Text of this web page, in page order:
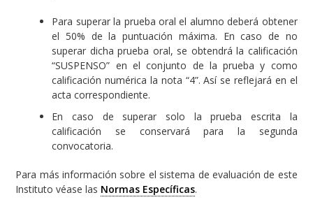
Para superar la prueba oral el alumno deberá obtener
el 50% de la puntuación máxima. En caso de no
superar dicha prueba oral, se obtendrá la calificación
“SUSPENSO” en el conjunto de la prueba y como
calificación numérica la nota “4”. Así se reflejará en el
acta correspondiente.
En caso de superar solo la prueba escrita la
calificación se conservará para la segunda
convocatoria.
Para más información sobre el sistema de evaluación de este
Instituto véase las Normas Específicas.